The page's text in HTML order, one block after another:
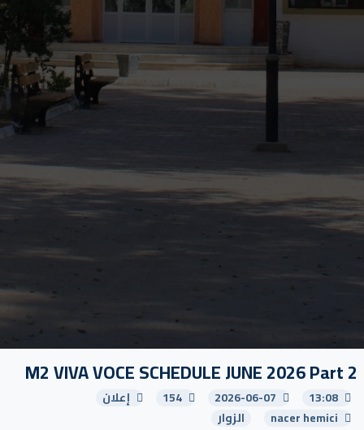
M2 VIVA VOCE SCHEDULE JUNE 2026 Part 2
13:08
2026-06-07
154
إعلان
nacer hemici
الزوار